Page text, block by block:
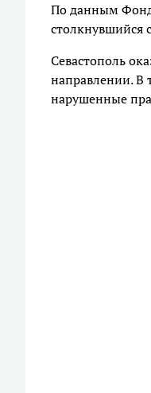
По данным
столкнувшийся
Севастополь
направлении. В
нарушенные